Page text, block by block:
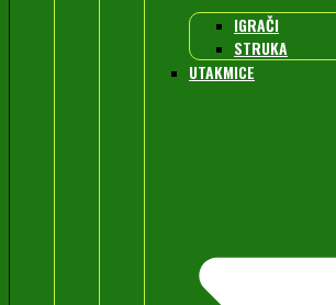
IGRAČI
STRUKA
UTAKMICE